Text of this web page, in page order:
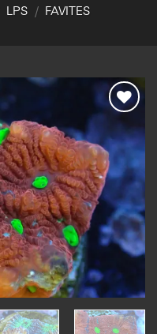
LPS / FAVITES
Ajouter
à la
liste
d’envies